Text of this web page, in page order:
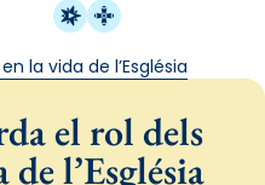
Radio Estel
Catalunya
la vida de l’Església
el rol dels
l’Església